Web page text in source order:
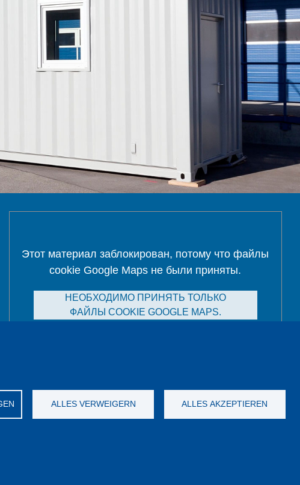
ALLES VERWEIGERN ALLES AKZEPTIEREN
Этот материал заблокирован, потому что файлы
cookie Google Maps не были приняты.
НЕОБХОДИМО ПРИНЯТЬ ТОЛЬКО
ФАЙЛЫ COOKIE GOOGLE MAPS.
Защита данных Выходные данные GTC